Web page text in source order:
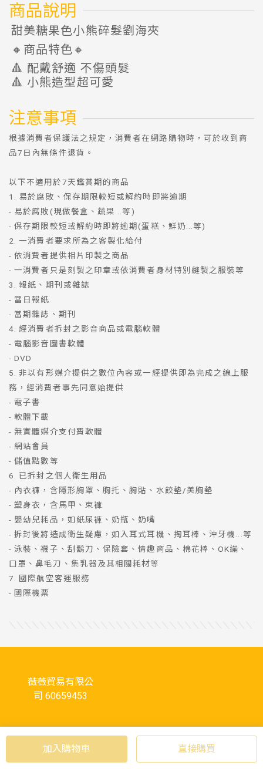
加入購物車 直接購買
商品說明
甜美糖果色小熊碎髮劉海夾
🔸商品特色🔸
🔺 配戴舒適 不傷頭髮
🔺 小熊造型超可愛
注意事項
根據消費者保護法之規定，消費者在網路購物時，可於收到商
品7日內無條件退貨。
以下不適用於7天鑑賞期的商品
1. 易於腐敗、保存期限較短或解約時即將逾期
- 易於腐敗(現做餐盒、蔬果...等)
- 保存期限較短或解約時即將逾期(蛋糕、鮮奶...等)
2. 一消費者要求所為之客製化給付
- 依消費者提供相片印製之商品
- 一消費者只是刻製之印章或依消費者身材特別縫製之服裝等
3. 報紙、期刊或雜誌
- 當日報紙
- 當期雜誌、期刊
4. 經消費者拆封之影音商品或電腦軟體
- 電腦影音圖書軟體
- DVD
5. 非以有形媒介提供之數位內容或一經提供即為完成之線上服
務，經消費者事先同意始提供
- 電子書
- 軟體下載
- 無實體媒介支付費軟體
- 網站會員
- 儲值點數等
6. 已拆封之個人衛生用品
- 內衣褲，含隱形胸罩、胸托、胸貼、水餃墊/美胸墊
- 塑身衣，含馬甲、束褲
- 嬰幼兒耗品，如紙尿褲、奶瓶、奶嘴
- 拆封後將造成衛生疑慮，如入耳式耳機、掏耳棒、沖牙機...等
- 泳裝、襪子、刮鬍刀、保險套、情趣商品、棉花棒、OK繃、
口罩、鼻毛刀、集乳器及其相關耗材等
7. 國際航空客運服務
- 國際機票
薇薇貿易有限公
司 60659453